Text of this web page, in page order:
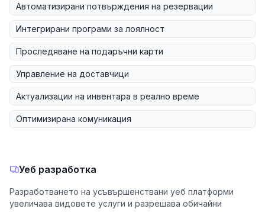
Автоматизирани потвърждения на резервации
Интегрирани програми за лоялност
Проследяване на подаръчни карти
Управление на доставчици
Актуализации на инвентара в реално време
Оптимизирана комуникация
Уеб разработка
Разработването на усъвършенствани уеб платформи
увеличава видовете услуги и разрешава обичайни